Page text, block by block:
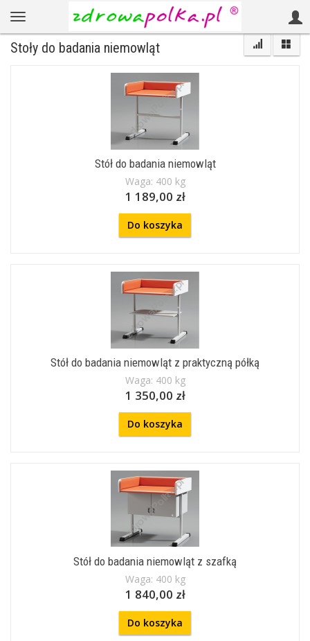
Stoły do badania niemowląt
Stół do badania niemowląt
Waga: 400 kg
1 189,00 zł
Do koszyka
Stół do badania niemowląt z praktyczną półką
Waga: 400 kg
1 350,00 zł
Do koszyka
Stół do badania niemowląt z szafką
Waga: 400 kg
1 840,00 zł
Do koszyka